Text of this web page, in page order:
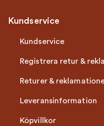
Kundservice
Kundservice
Registrera retur &
Returer &
Leveransinformation
Köpvillkor